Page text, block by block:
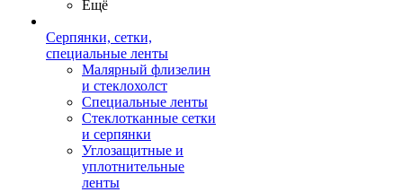
Ещё
Серпянки, сетки,
специальные ленты
Малярный флизелин
и стеклохолст
Специальные ленты
Стеклотканные сетки
и серпянки
Углозащитные и
уплотнительные
ленты